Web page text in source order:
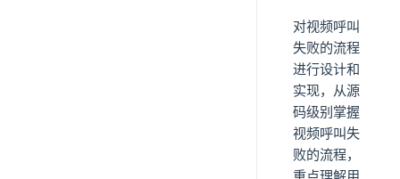
对视频呼叫
失败的流程
进行设计和
实现，从源
码级别掌握
视频呼叫失
败的流程，